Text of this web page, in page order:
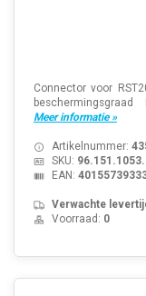
Connector voor
Meer informatie »
Artikelnummer:
SKU:
EAN:
Verwachte
Voorraad: 0